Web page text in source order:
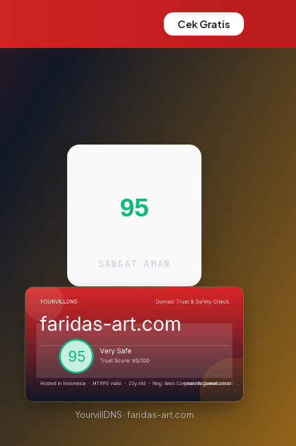
Cek Gratis
95
SANGAT AMAN
YourvillDNS · faridas-art.com